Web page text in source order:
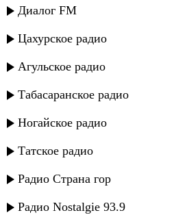
Диалог FM
Цахурское радио
Агульское радио
Табасаранское радио
Ногайское радио
Татское радио
Радио Страна гор
Радио Nostalgie 93.9
---
Русское радио